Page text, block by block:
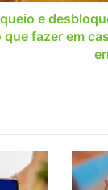
e
que fazer em